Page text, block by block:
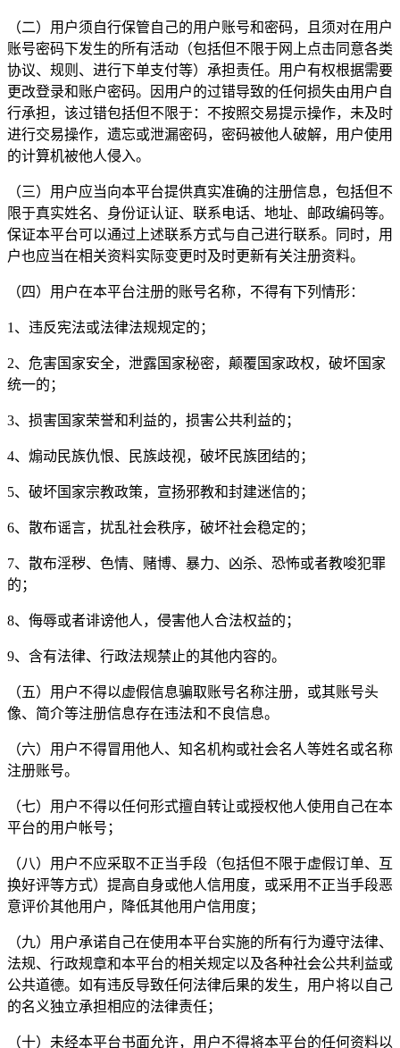
（二）用户须自行保管自己的用户账号和密码，且须对在用户
账号密码下发生的所有活动（包括但不限于网上点击同意各类
协议、规则、进行下单支付等）承担责任。用户有权根据需要
更改登录和账户密码。因用户的过错导致的任何损失由用户自
行承担，该过错包括但不限于：不按照交易提示操作，未及时
进行交易操作，遗忘或泄漏密码，密码被他人破解，用户使用
的计算机被他人侵入。
（三）用户应当向本平台提供真实准确的注册信息，包括但不
限于真实姓名、身份证认证、联系电话、地址、邮政编码等。
保证本平台可以通过上述联系方式与自己进行联系。同时，用
户也应当在相关资料实际变更时及时更新有关注册资料。
（四）用户在本平台注册的账号名称，不得有下列情形：
1、违反宪法或法律法规规定的；
2、危害国家安全，泄露国家秘密，颠覆国家政权，破坏国家
统一的；
3、损害国家荣誉和利益的，损害公共利益的；
4、煽动民族仇恨、民族歧视，破坏民族团结的；
5、破坏国家宗教政策，宣扬邪教和封建迷信的；
6、散布谣言，扰乱社会秩序，破坏社会稳定的；
7、散布淫秽、色情、赌博、暴力、凶杀、恐怖或者教唆犯罪
的；
8、侮辱或者诽谤他人，侵害他人合法权益的；
9、含有法律、行政法规禁止的其他内容的。
（五）用户不得以虚假信息骗取账号名称注册，或其账号头
像、简介等注册信息存在违法和不良信息。
（六）用户不得冒用他人、知名机构或社会名人等姓名或名称
注册账号。
（七）用户不得以任何形式擅自转让或授权他人使用自己在本
平台的用户帐号；
（八）用户不应采取不正当手段（包括但不限于虚假订单、互
换好评等方式）提高自身或他人信用度，或采用不正当手段恶
意评价其他用户，降低其他用户信用度；
（九）用户承诺自己在使用本平台实施的所有行为遵守法律、
法规、行政规章和本平台的相关规定以及各种社会公共利益或
公共道德。如有违反导致任何法律后果的发生，用户将以自己
的名义独立承担相应的法律责任；
（十）未经本平台书面允许，用户不得将本平台的任何资料以